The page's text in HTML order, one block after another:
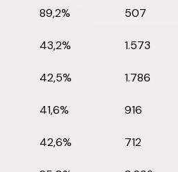
89,2%
507
43,2%
1.573
42,5%
1.786
41,6%
916
42,6%
712